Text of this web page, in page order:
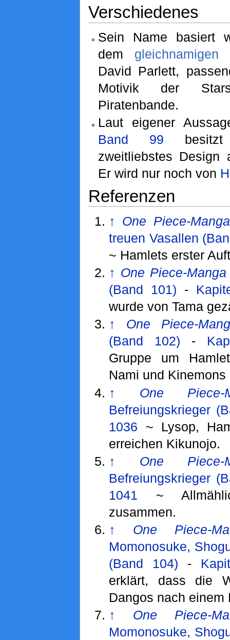
Verschiedenes
Sein Name basiert
dem gleichnamigen
David Parlett,
Motivik der
Piratenbande.
Laut eigener
Band 99
zweitliebstes Design
Er wird nur noch von
Referenzen
↑ One Piece-Manga
treuen Vasallen
~ Hamlets erster
↑ One Piece-Manga
(Band 101) -
wurde von Tama
↑
One Piece-
(Band 102) -
Gruppe um
Nami und Kinemons
↑
One Piece-
Befreiungskrieger
1036 ~ Lysop,
erreichen Kikunojo.
↑
One Piece-
Befreiungskrieger
1041 ~
zusammen.
↑
One Piece-
Momonosuke,
(Band 104) -
erklärt, dass die
Dangos nach einem
↑
One Piece-
Momonosuke,